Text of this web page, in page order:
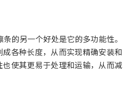
的另一个好处是它的多功能性。
各种长度，从而实现精确安装和
使其更易于处理和运输，从而减